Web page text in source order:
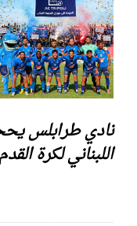
نادي طرابلس
اللبناني لكرة